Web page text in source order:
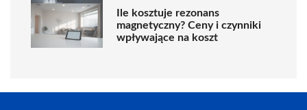
Ile kosztuje rezonans
magnetyczny? Ceny i czynniki
wpływające na koszt